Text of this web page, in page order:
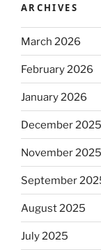
ARCHIVES
March 2026
February 2026
January 2026
December 2025
November 2025
September
August 2025
July 2025